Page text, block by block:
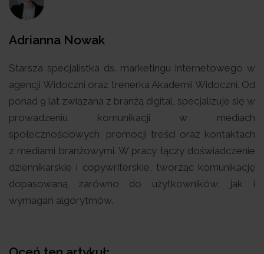
Adrianna Nowak
Starsza specjalistka ds. marketingu internetowego w
agencji Widoczni oraz trenerka Akademii Widoczni. Od
ponad 9 lat związana z branżą digital, specjalizuje się w
prowadzeniu komunikacji w mediach
społecznościowych, promocji treści oraz kontaktach
z mediami branżowymi. W pracy łączy doświadczenie
dziennikarskie i copywriterskie, tworząc komunikację
dopasowaną zarówno do użytkowników, jak i
wymagań algorytmów.